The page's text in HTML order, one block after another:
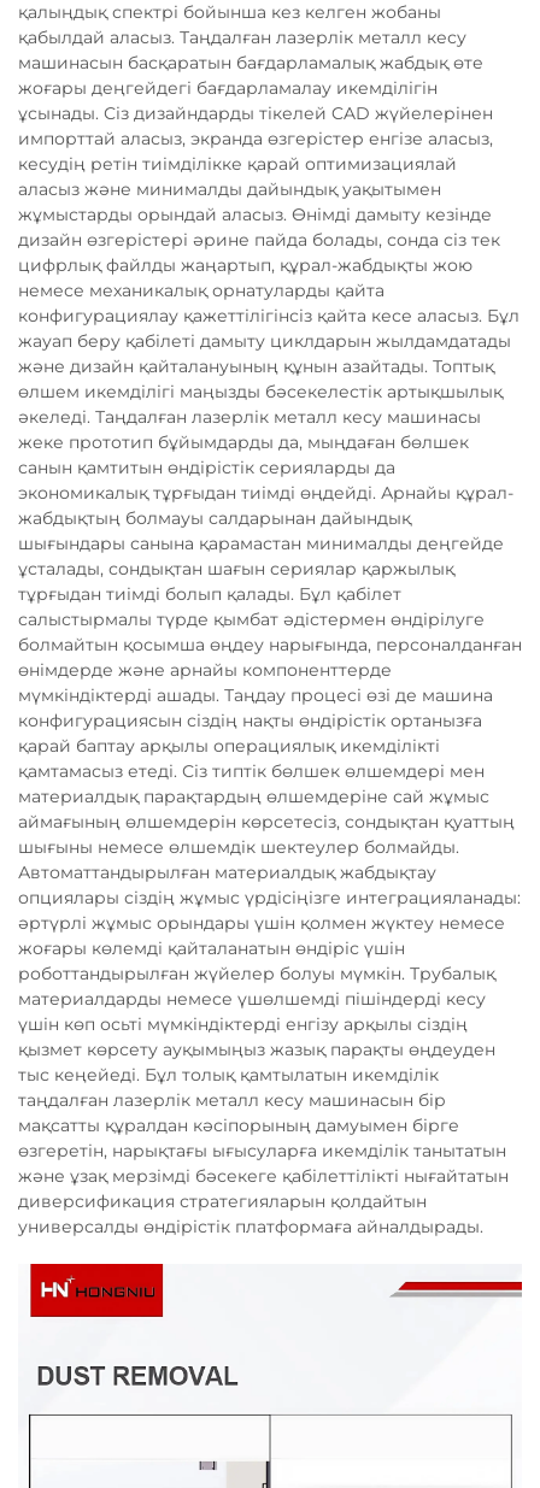
қалыңдық спектрі бойынша кез келген жобаны
қабылдай аласыз. Таңдалған лазерлік металл кесу
машинасын басқаратын бағдарламалық жабдық өте
жоғары деңгейдегі бағдарламалау икемділігін
ұсынады. Сіз дизайндарды тікелей CAD жүйелерінен
импорттай аласыз, экранда өзгерістер енгізе аласыз,
кесудің ретін тиімділікке қарай оптимизациялай
аласыз және минималды дайындық уақытымен
жұмыстарды орындай аласыз. Өнімді дамыту кезінде
дизайн өзгерістері әрине пайда болады, сонда сіз тек
цифрлық файлды жаңартып, құрал-жабдықты жою
немесе механикалық орнатуларды қайта
конфигурациялау қажеттілігінсіз қайта кесе аласыз. Бұл
жауап беру қабілеті дамыту циклдарын жылдамдатады
және дизайн қайталануының құнын азайтады. Топтық
өлшем икемділігі маңызды бәсекелестік артықшылық
әкеледі. Таңдалған лазерлік металл кесу машинасы
жеке прототип бұйымдарды да, мыңдаған бөлшек
санын қамтитын өндірістік серияларды да
экономикалық тұрғыдан тиімді өңдейді. Арнайы құрал-
жабдықтың болмауы салдарынан дайындық
шығындары санына қарамастан минималды деңгейде
ұсталады, сондықтан шағын сериялар қаржылық
тұрғыдан тиімді болып қалады. Бұл қабілет
салыстырмалы түрде қымбат әдістермен өндірілуге
болмайтын қосымша өңдеу нарығында, персоналданған
өнімдерде және арнайы компоненттерде
мүмкіндіктерді ашады. Таңдау процесі өзі де машина
конфигурациясын сіздің нақты өндірістік ортанызға
қарай баптау арқылы операциялық икемділікті
қамтамасыз етеді. Сіз типтік бөлшек өлшемдері мен
материалдық парақтардың өлшемдеріне сай жұмыс
аймағының өлшемдерін көрсетесіз, сондықтан қуаттың
шығыны немесе өлшемдік шектеулер болмайды.
Автоматтандырылған материалдық жабдықтау
опциялары сіздің жұмыс үрдісіңізге интеграцияланады:
әртүрлі жұмыс орындары үшін қолмен жүктеу немесе
жоғары көлемді қайталанатын өндіріс үшін
роботтандырылған жүйелер болуы мүмкін. Трубалық
материалдарды немесе үшөлшемді пішіндерді кесу
үшін көп осьті мүмкіндіктерді енгізу арқылы сіздің
қызмет көрсету ауқымыңыз жазық парақты өңдеуден
тыс кеңейеді. Бұл толық қамтылатын икемділік
таңдалған лазерлік металл кесу машинасын бір
мақсатты құралдан кәсіпорының дамуымен бірге
өзгеретін, нарықтағы ығысуларға икемділік танытатын
және ұзақ мерзімді бәсекеге қабілеттілікті нығайтатын
диверсификация стратегияларын қолдайтын
универсалды өндірістік платформаға айналдырады.